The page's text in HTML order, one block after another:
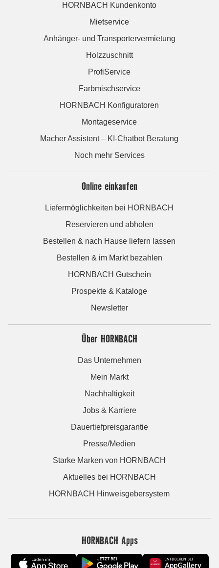
HORNBACH Kundenkonto
Mietservice
Anhänger- und Transportervermietung
Holzzuschnitt
ProfiService
Farbmischservice
HORNBACH Konfiguratoren
Montageservice
Macher Assistent – KI-Chatbot Beratung
Noch mehr Services
Online einkaufen
Liefermöglichkeiten bei HORNBACH
Reservieren und abholen
Bestellen & nach Hause liefern lassen
Bestellen & im Markt bezahlen
HORNBACH Gutschein
Prospekte & Kataloge
Newsletter
Über HORNBACH
Das Unternehmen
Mein Markt
Nachhaltigkeit
Jobs & Karriere
Dauertiefpreisgarantie
Presse/Medien
Starke Marken von HORNBACH
Aktuelles bei HORNBACH
HORNBACH Hinweisgebersystem
HORNBACH Apps